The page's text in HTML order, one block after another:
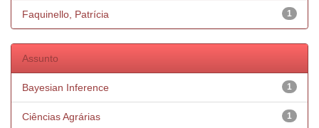
1
Faquinello, Patrícia
Assunto
1
Bayesian Inference
1
Ciências Agrárias